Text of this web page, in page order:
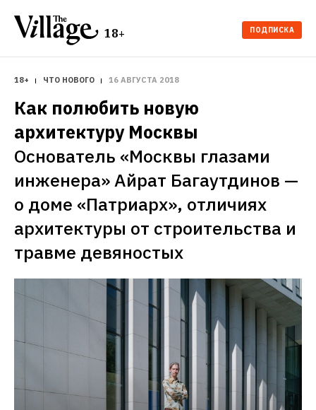
18+ ПОДПИСКА
18+ ЧТО НОВОГО 16 АВГУСТА 2018
Как полюбить новую
архитектуру Москвы
Основатель «Москвы глазами
инженера» Айрат Багаутдинов —
о доме «Патриарх», отличиях
архитектуры от строительства и
травме девяностых